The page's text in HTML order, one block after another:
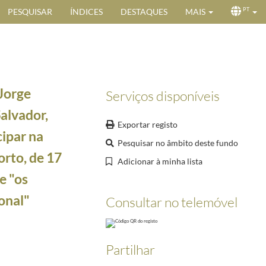
PESQUISAR ÍNDICES DESTAQUES MAIS PT
carta de 10 de setembro, está em vias de ser solucionado
na sessão de instalação do Tribunal dos Direitos do Homem, no dia 3 de setembro de
comemorações do Dia Nacional do Brasil
Iberoamericana na cidade do Porto, de 17 a 18 de outubro, tendo como tema de
Iberoamericana na cidade do Porto, de 17 a 18 de outubro, tendo como tema de
Serviços disponíveis
Exportar registo
Pesquisar no âmbito deste fundo
Adicionar à minha lista
Consultar no telemóvel
Partilhar
na
de 17
"os